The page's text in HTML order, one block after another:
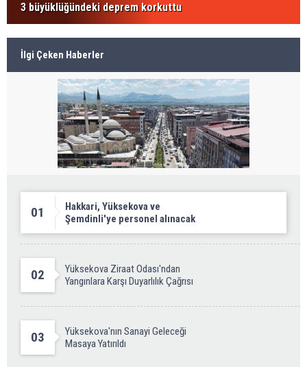
3 büyüklüğündeki deprem korkuttu
İlgi Çeken Haberler
01
Hakkari, Yüksekova ve
Şemdinli'ye personel alınacak
02
Yüksekova Ziraat Odası'ndan
Yangınlara Karşı Duyarlılık Çağrısı
03
Yüksekova'nın Sanayi Geleceği
Masaya Yatırıldı